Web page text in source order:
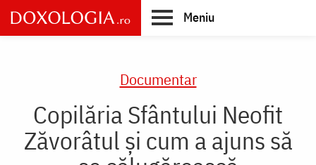
Skip
to
main
Meniu
Documentar
Copilăria Sfântului Neofit
Zăvorâtul și cum a ajuns să